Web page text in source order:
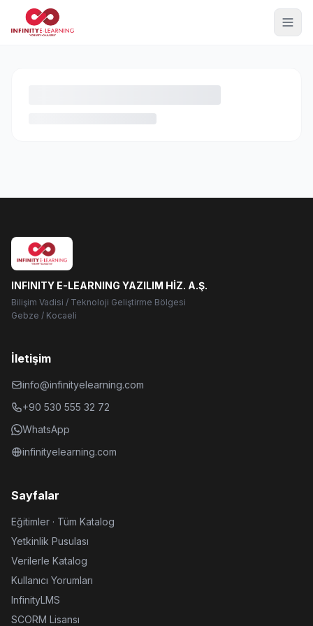
INFINITY E-LEARNING YAZILIM HİZ. A.Ş.
Bilişim Vadisi / Teknoloji Geliştirme Bölgesi
Gebze / Kocaeli
İletişim
info@infinityelearning.com
+90 530 555 32 72
WhatsApp
infinityelearning.com
Sayfalar
Eğitimler · Tüm Katalog
Yetkinlik Pusulası
Verilerle Katalog
Kullanıcı Yorumları
InfinityLMS
SCORM Lisansı